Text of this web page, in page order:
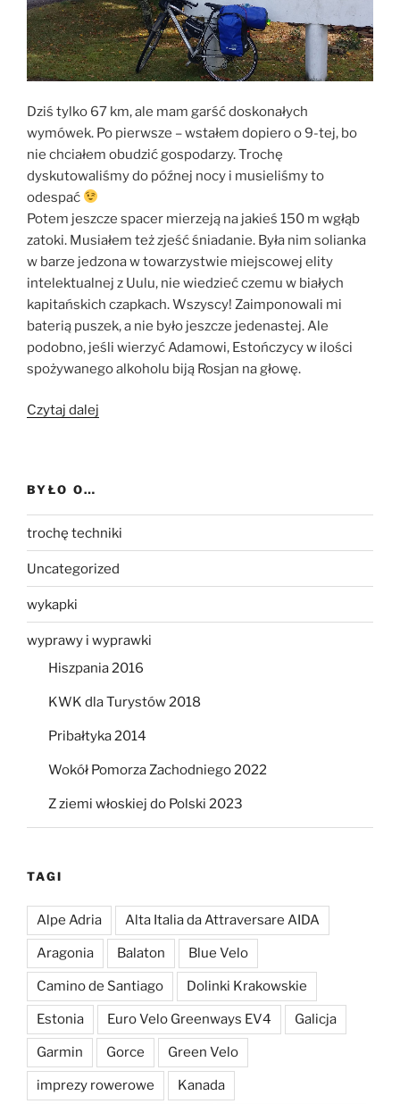
Dziś tylko 67 km, ale mam garść doskonałych
wymówek. Po pierwsze – wstałem dopiero o 9-tej, bo
nie chciałem obudzić gospodarzy. Trochę
dyskutowaliśmy do późnej nocy i musieliśmy to
odespać
Potem jeszcze spacer mierzeją na jakieś 150 m wgłąb
zatoki. Musiałem też zjeść śniadanie. Była nim solianka
w barze jedzona w towarzystwie miejscowej elity
intelektualnej z Uulu, nie wiedzieć czemu w białych
kapitańskich czapkach. Wszyscy! Zaimponowali mi
baterią puszek, a nie było jeszcze jedenastej. Ale
podobno, jeśli wierzyć Adamowi, Estończycy w ilości
spożywanego alkoholu biją Rosjan na głowę.
Czytaj dalej
BYŁO O…
trochę techniki
Uncategorized
wykapki
wyprawy i wyprawki
Hiszpania 2016
KWK dla Turystów 2018
Pribałtyka 2014
Wokół Pomorza Zachodniego 2022
Z ziemi włoskiej do Polski 2023
TAGI
Alpe Adria Alta Italia da Attraversare AIDA
Aragonia Balaton Blue Velo
Camino de Santiago Dolinki Krakowskie
Estonia Euro Velo Greenways EV4 Galicja
Garmin Gorce Green Velo
imprezy rowerowe Kanada